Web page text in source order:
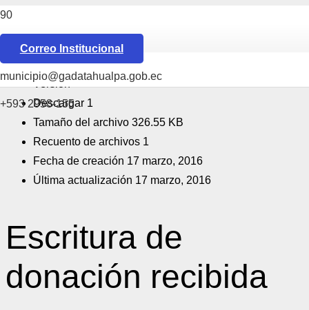
Correo Institucional
municipio@gadatahualpa.gob.ec
+593 2958-155
[featured_image]
Descargar
Download is available until [expire_date]
Versión
Descargar 1
Tamaño del archivo 326.55 KB
Recuento de archivos 1
Fecha de creación 17 marzo, 2016
Última actualización 17 marzo, 2016
Escritura de
donación recibida